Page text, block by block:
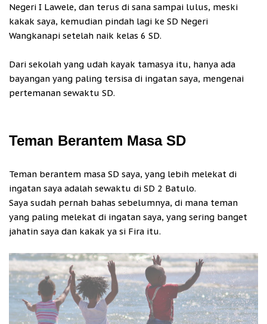
Negeri I Lawele, dan terus di sana sampai lulus, meski
kakak saya, kemudian pindah lagi ke SD Negeri
Wangkanapi setelah naik kelas 6 SD.
Dari sekolah yang udah kayak tamasya itu, hanya ada
bayangan yang paling tersisa di ingatan saya, mengenai
pertemanan sewaktu SD.
Teman Berantem Masa SD
Teman berantem masa SD saya, yang lebih melekat di
ingatan saya adalah sewaktu di SD 2 Batulo.
Saya sudah pernah bahas sebelumnya, di mana teman
yang paling melekat di ingatan saya, yang sering banget
jahatin saya dan kakak ya si Fira itu.